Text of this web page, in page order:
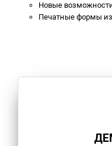
Новые
Печатные формы